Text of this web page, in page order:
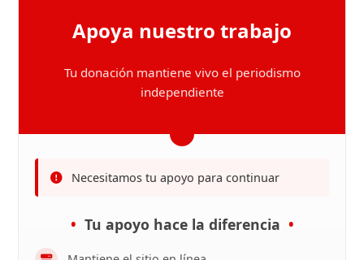
Apoya nuestro trabajo
Tu donación mantiene vivo el periodismo
independiente
Necesitamos tu apoyo para continuar
Tu apoyo hace la diferencia